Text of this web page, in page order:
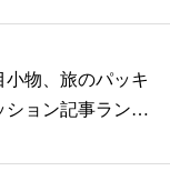
小物、旅のパッキ
ション記事ランキ